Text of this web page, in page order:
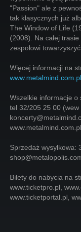
"Passion" ale z
tak klasycznych już
The Window of Life
(2008). Na całej
zespołowi
Więcej informacji na
www.metalmind.com.pl
Wszelkie informacje o
tel 32/205 25 00 (wew
www.metalmind.com.pl
Sprzedaż
Bilety do nabycia na
www.ticketpro.pl,
www.ticketportal.pl,